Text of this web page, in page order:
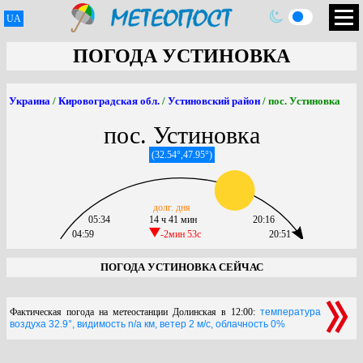
UA
ПОГОДА УСТИНОВКА
Украина / Кировоградская обл. / Устиновский район / пос. Устиновка
пос. Устиновка
(32.54°,47.95°)
04:59
05:34
14 ч 41 мин
-2мин 53c
долг. дня
20:51
20:16
ПОГОДА УСТИНОВКА СЕЙЧАС
Фактическая погода на метеостанции Долинская в 12:00: температура
воздуха 32.9°, видимость n/a км, ветер 2 м/с, облачность 0%